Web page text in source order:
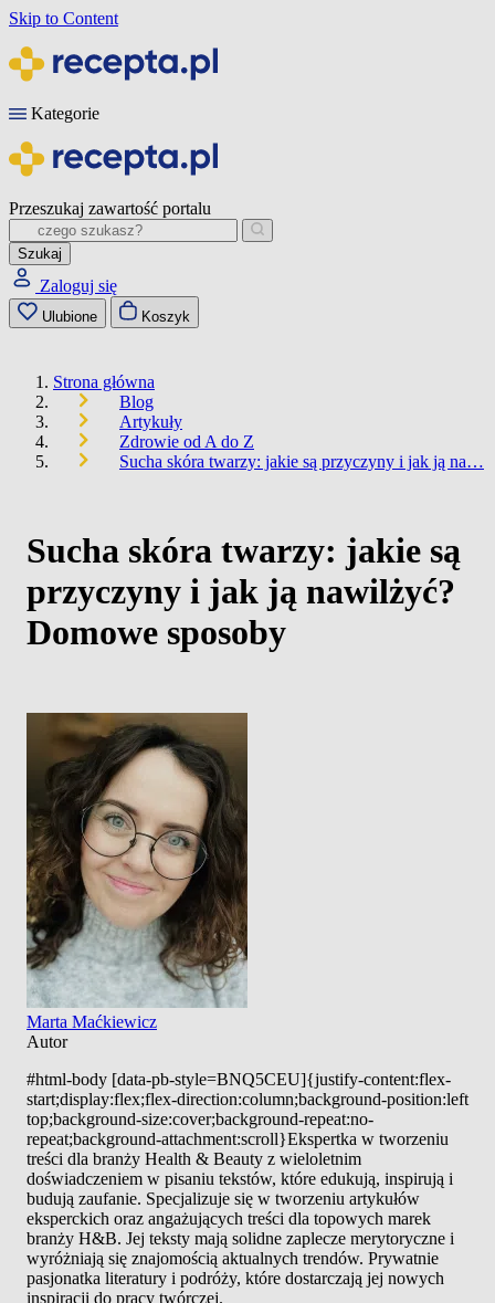
Skip to Content
Kategorie
Przeszukaj zawartość portalu
Szukaj
Zaloguj się
Ulubione Koszyk
Strona główna
Blog
Artykuły
Zdrowie od A do Z
Sucha skóra twarzy: jakie są przyczyny i jak ją na…
Sucha skóra twarzy: jakie są
przyczyny i jak ją nawilżyć?
Domowe sposoby
Marta Maćkiewicz
Autor
#html-body [data-pb-style=BNQ5CEU]{justify-content:flex-
start;display:flex;flex-direction:column;background-position:left
top;background-size:cover;background-repeat:no-
repeat;background-attachment:scroll}Ekspertka w tworzeniu
treści dla branży Health & Beauty z wieloletnim
doświadczeniem w pisaniu tekstów, które edukują, inspirują i
budują zaufanie. Specjalizuje się w tworzeniu artykułów
eksperckich oraz angażujących treści dla topowych marek
branży H&B. Jej teksty mają solidne zaplecze merytoryczne i
wyróżniają się znajomością aktualnych trendów. Prywatnie
pasjonatka literatury i podróży, które dostarczają jej nowych
inspiracji do pracy twórczej.